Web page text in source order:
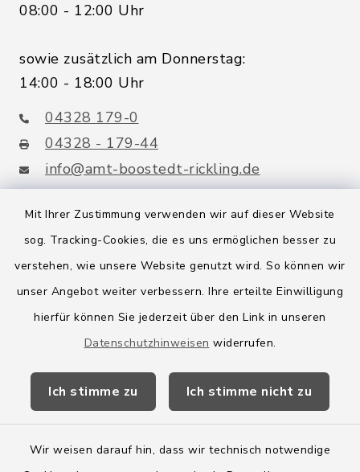
Mit Ihrer Zustimmung verwenden wir auf dieser Website
sog. Tracking-Cookies, die es uns ermöglichen besser zu
verstehen, wie unsere Website genutzt wird. So können wir
unser Angebot weiter verbessern. Ihre erteilte Einwilligung
hierfür können Sie jederzeit über den Link in unseren
Datenschutzhinweisen widerrufen.
Ich stimme zu Ich stimme nicht zu
Wir weisen darauf hin, dass wir technisch notwendige
08:00 - 12:00 Uhr
sowie zusätzlich am Donnerstag:
14:00 - 18:00 Uhr
04328 179-0
04328 - 179-44
info@amt-boostedt-rickling.de
Quicklinks
Amt Boostedt-Rickling
Amtsbroschüre
Wege-Zweckverband